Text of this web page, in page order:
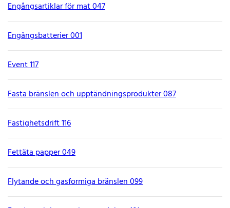
Engångsartiklar för mat 047
Engångsbatterier 001
Event 117
Fasta bränslen och upptändningsprodukter 087
Fastighetsdrift 116
Fettäta papper 049
Flytande och gasformiga bränslen 099